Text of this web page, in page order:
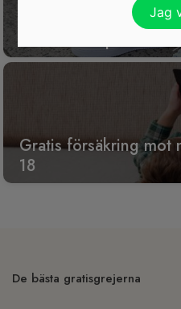
Gratis försäkring mot
18
De bästa gratisgrejerna